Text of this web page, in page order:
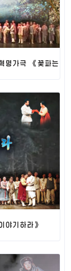
《꽃파는 처녀》
기하라》